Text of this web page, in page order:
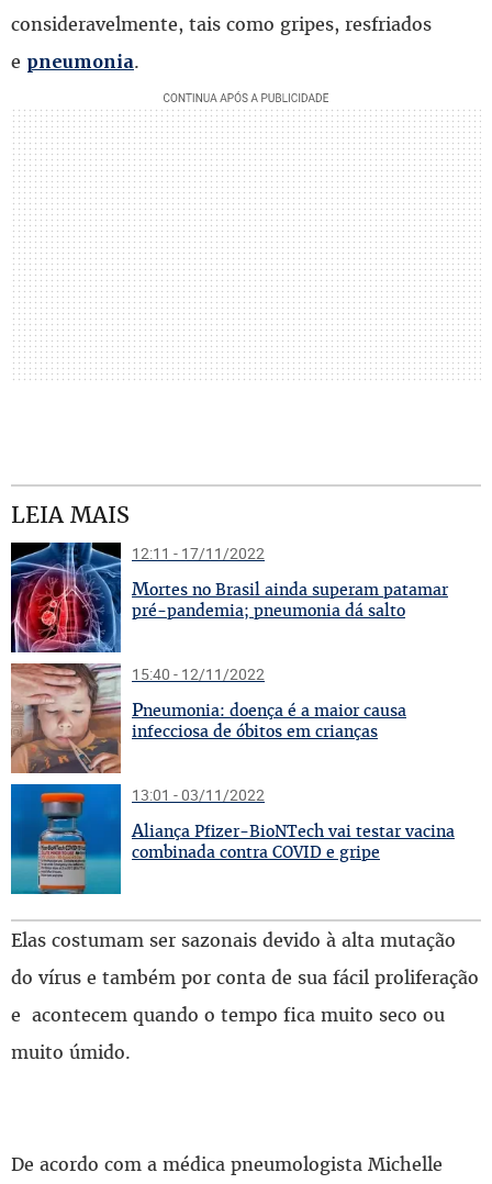
consideravelmente, tais como gripes, resfriados
e pneumonia.
LEIA MAIS
12:11 - 17/11/2022
Mortes no Brasil ainda superam patamar
pré-pandemia; pneumonia dá salto
15:40 - 12/11/2022
Pneumonia: doença é a maior causa
infecciosa de óbitos em crianças
13:01 - 03/11/2022
Aliança Pfizer-BioNTech vai testar vacina
combinada contra COVID e gripe
Elas costumam ser sazonais devido à alta mutação
do vírus e também por conta de sua fácil proliferação
e acontecem quando o tempo fica muito seco ou
muito úmido.
De acordo com a médica pneumologista Michelle